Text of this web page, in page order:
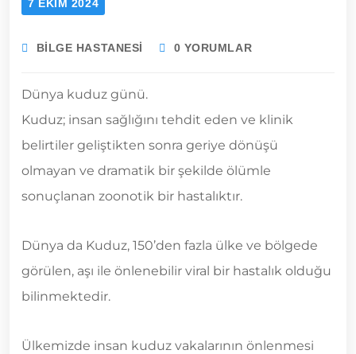
7 EKIM 2024
BILGE HASTANESI 0 YORUMLAR
Dünya kuduz günü.
Kuduz; insan sağlığını tehdit eden ve klinik
belirtiler geliştikten sonra geriye dönüşü
olmayan ve dramatik bir şekilde ölümle
sonuçlanan zoonotik bir hastalıktır.
Dünya da Kuduz, 150’den fazla ülke ve bölgede
görülen, aşı ile önlenebilir viral bir hastalık olduğu
bilinmektedir.
Ülkemizde insan kuduz vakalarının önlenmesi